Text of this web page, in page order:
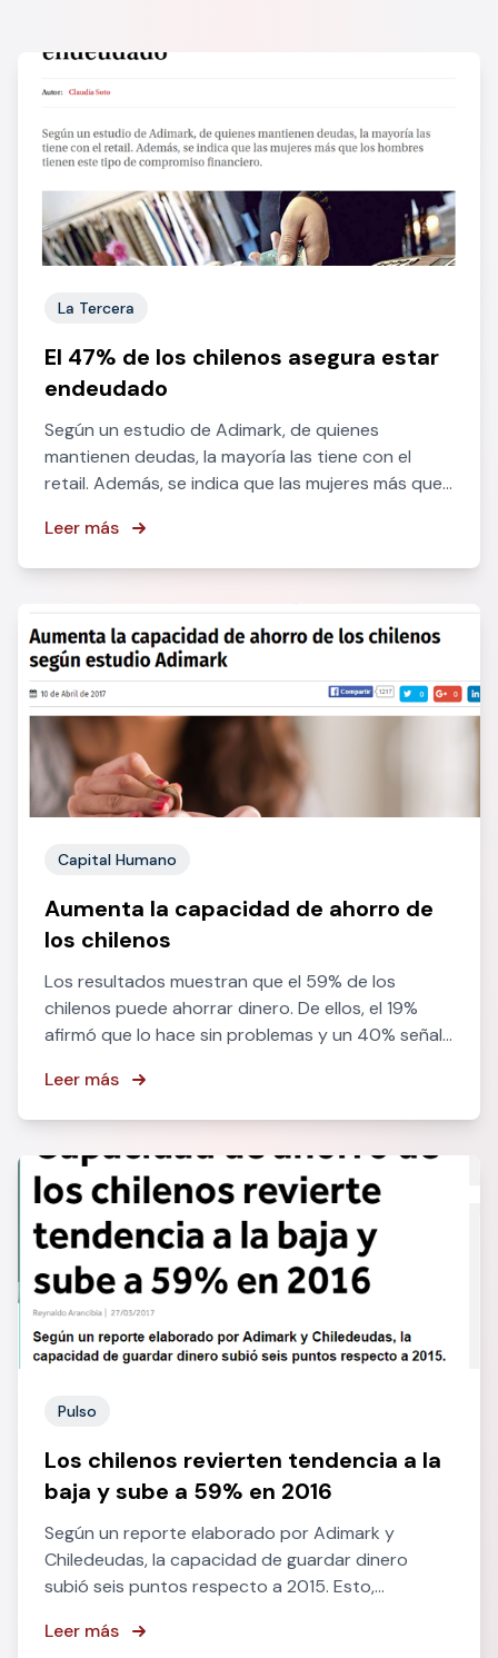
La Tercera
El 47% de los chilenos asegura estar
endeudado
Según un estudio de Adimark, de quienes
mantienen deudas, la mayoría las tiene con el
retail. Además, se indica que las mujeres más que
financiero.
Leer más
Capital Humano
Aumenta la capacidad de ahorro de
los chilenos
Los resultados muestran que el 59% de los
chilenos puede ahorrar dinero. De ellos, el 19%
afirmó que lo hace sin problemas y un 40% señaló
Leer más
Pulso
Los chilenos revierten tendencia a la
baja y sube a 59% en 2016
Según un reporte elaborado por Adimark y
Chiledeudas, la capacidad de guardar dinero
subió seis puntos respecto a 2015. Esto,
financiero.
Leer más